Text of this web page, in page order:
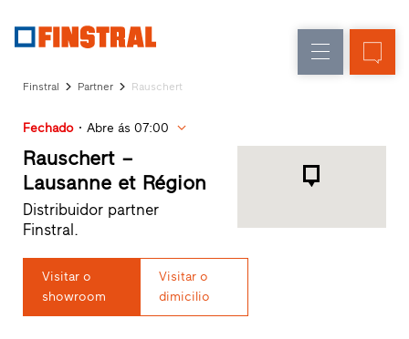
de
entrada
Envidraçados
nova
para
arquitetos
Finstral
Partner
Procura
distribuidor
Acessos
rápidos
Finstral Partner Rauschert
Fechado Abre ás 07:00
Rauschert –
Lausanne et Région
Distribuidor partner
Finstral.
Visitar o
showroom
Visitar o
dimicilio